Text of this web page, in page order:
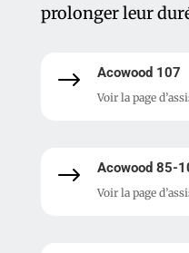
prolonger leur
$ Acowood 107
Voir la page
$ Acowood 85-
Voir la page